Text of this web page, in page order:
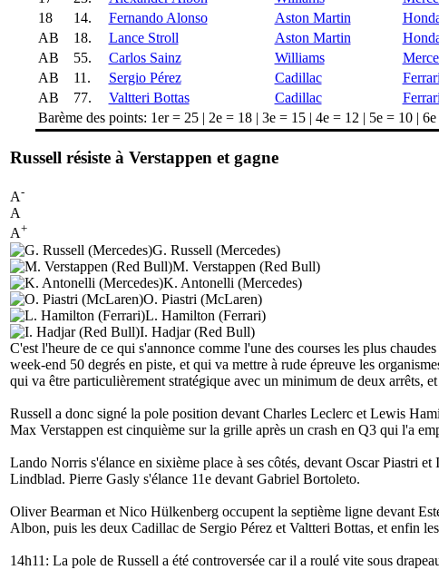
18
14. Fernando Alonso Aston Martin
AB
18. Lance Stroll Aston Martin
AB
55. Carlos Sainz Williams
AB
11. Sergio Pérez Cadillac Ferrari
AB
77. Valtteri Bottas Cadillac Ferrari
Barème des points: 1er = 25 | 2e = 18 | 3e = 15 | 4e = 12 | 5e = 10 |
Russell résiste à Verstappen et gagne
A-
A
A+
G. Russell (Mercedes)
M. Verstappen (Red Bull)
K. Antonelli (Mercedes)
O. Piastri (McLaren)
L. Hamilton (Ferrari)
I. Hadjar (Red Bull)
C'est l'heure de ce qui s'annonce comme l'une des courses les plus
week-end 50 degrés en piste, et qui va mettre à rude épreuve les
qui va être particulièrement stratégique avec un minimum de deux arrêts,
Russell a donc signé la pole position devant Charles Leclerc et Lewis
Max Verstappen est cinquième sur la grille après un crash en Q3 qui l'a
Lando Norris s'élance en sixième place à ses côtés, devant Oscar
Lindblad. Pierre Gasly s'élance 11e devant Gabriel Bortoleto.
Oliver Bearman et Nico Hülkenberg occupent la septième ligne devant
Albon, puis les deux Cadillac de Sergio Pérez et Valtteri Bottas, et enfin
14h11: La pole de Russell a été controversée car il a roulé vite sous